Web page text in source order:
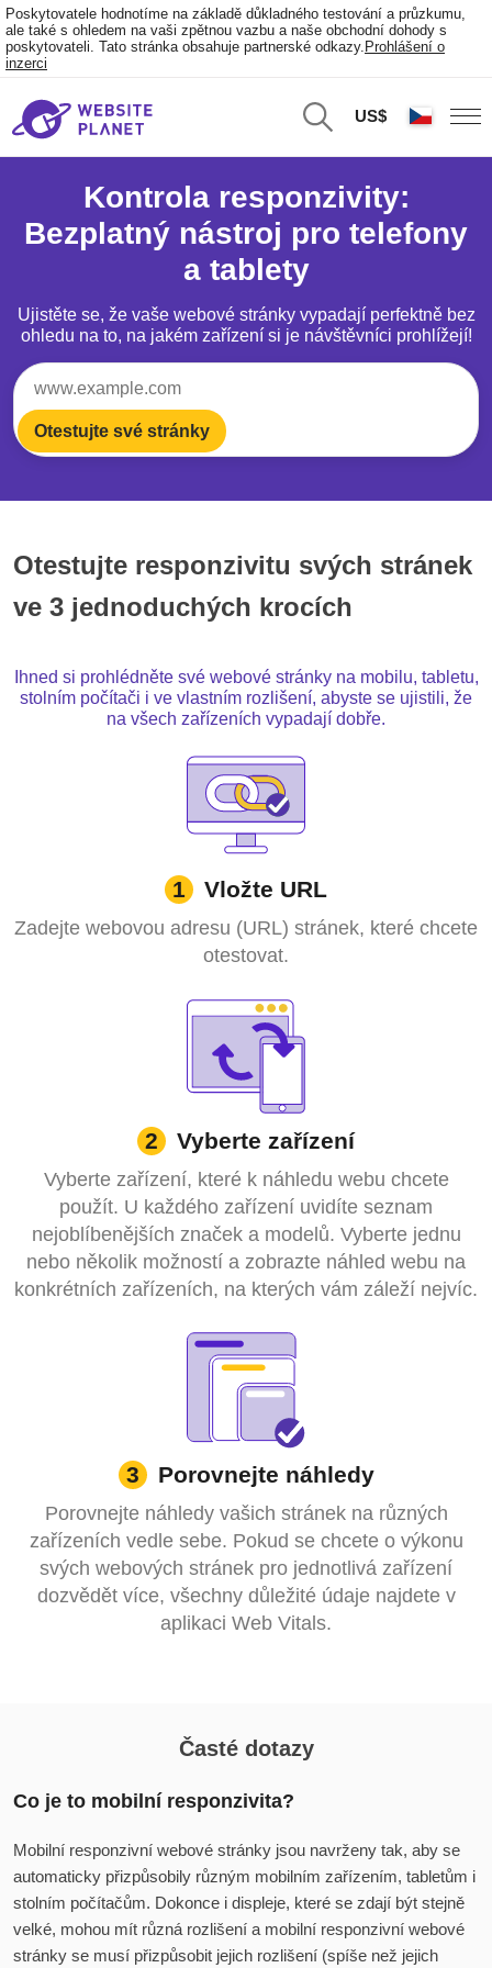
Poskytovatele hodnotíme na základě důkladného testování a průzkumu,
ale také s ohledem na vaši zpětnou vazbu a naše obchodní dohody s
poskytovateli. Tato stránka obsahuje partnerské odkazy. Prohlášení o
inzerci
US$
Kontrola responzivity:
Bezplatný nástroj pro telefony
a tablety
Ujistěte se, že vaše webové stránky vypadají perfektně bez
ohledu na to, na jakém zařízení si je návštěvníci prohlížejí!
Otestujte své stránky
Otestujte responzivitu svých stránek
ve 3 jednoduchých krocích
Ihned si prohlédněte své webové stránky na mobilu, tabletu,
stolním počítači i ve vlastním rozlišení, abyste se ujistili, že
na všech zařízeních vypadají dobře.
1 Vložte URL
Zadejte webovou adresu (URL) stránek, které chcete
otestovat.
2 Vyberte zařízení
Vyberte zařízení, které k náhledu webu chcete
použít. U každého zařízení uvidíte seznam
nejoblíbenějších značek a modelů. Vyberte jednu
nebo několik možností a zobrazte náhled webu na
konkrétních zařízeních, na kterých vám záleží nejvíc.
3 Porovnejte náhledy
Porovnejte náhledy vašich stránek na různých
zařízeních vedle sebe. Pokud se chcete o výkonu
svých webových stránek pro jednotlivá zařízení
dozvědět více, všechny důležité údaje najdete v
aplikaci Web Vitals.
Časté dotazy
Co je to mobilní responzivita?
Mobilní responzivní webové stránky jsou navrženy tak, aby se
automaticky přizpůsobily různým mobilním zařízením, tabletům i
stolním počítačům. Dokonce i displeje, které se zdají být stejně
velké, mohou mít různá rozlišení a mobilní responzivní webové
stránky se musí přizpůsobit jejich rozlišení (spíše než jejich